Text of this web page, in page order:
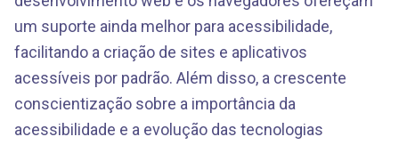
um suporte ainda melhor para acessibilidade,
facilitando a criação de sites e aplicativos
acessíveis por padrão. Além disso, a crescente
conscientização sobre a importância da
acessibilidade e a evolução das tecnologias